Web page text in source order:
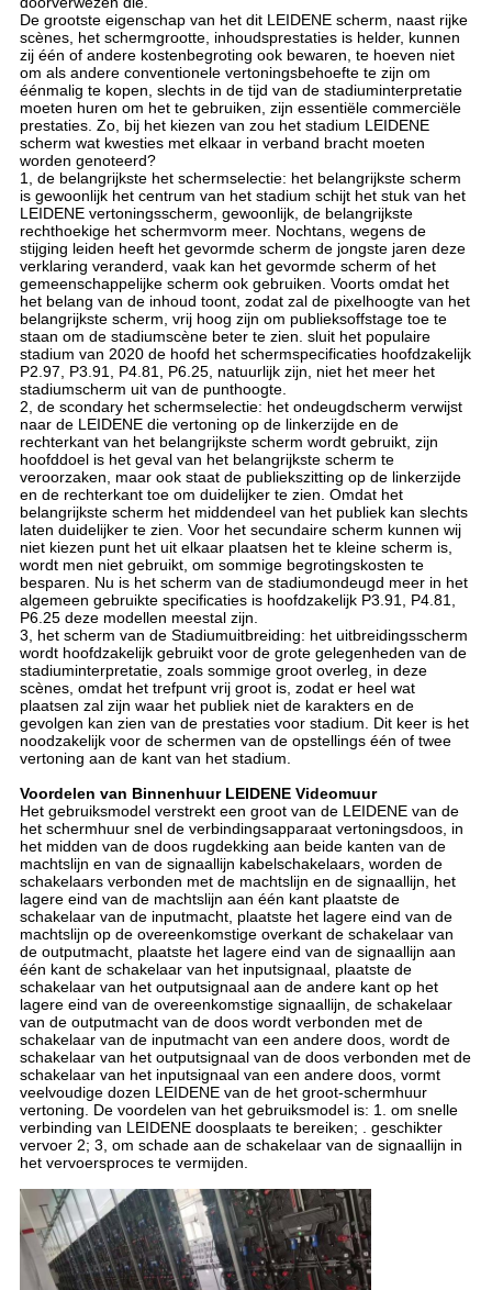
De grootste eigenschap van het dit LEIDENE scherm, naast rijke
scènes, het schermgrootte, inhoudsprestaties is helder, kunnen
zij één of andere kostenbegroting ook bewaren, te hoeven niet
om als andere conventionele vertoningsbehoefte te zijn om
éénmalig te kopen, slechts in de tijd van de stadiuminterpretatie
moeten huren om het te gebruiken, zijn essentiële commerciële
prestaties. Zo, bij het kiezen van zou het stadium LEIDENE
scherm wat kwesties met elkaar in verband bracht moeten
worden genoteerd?
1, de belangrijkste het schermselectie: het belangrijkste scherm
is gewoonlijk het centrum van het stadium schijt het stuk van het
LEIDENE vertoningsscherm, gewoonlijk, de belangrijkste
rechthoekige het schermvorm meer. Nochtans, wegens de
stijging leiden heeft het gevormde scherm de jongste jaren deze
verklaring veranderd, vaak kan het gevormde scherm of het
gemeenschappelijke scherm ook gebruiken. Voorts omdat het
het belang van de inhoud toont, zodat zal de pixelhoogte van het
belangrijkste scherm, vrij hoog zijn om publieksoffstage toe te
staan om de stadiumscène beter te zien. sluit het populaire
stadium van 2020 de hoofd het schermspecificaties hoofdzakelijk
P2.97, P3.91, P4.81, P6.25, natuurlijk zijn, niet het meer het
stadiumscherm uit van de punthoogte.
2, de scondary het schermselectie: het ondeugdscherm verwijst
naar de LEIDENE die vertoning op de linkerzijde en de
rechterkant van het belangrijkste scherm wordt gebruikt, zijn
hoofddoel is het geval van het belangrijkste scherm te
veroorzaken, maar ook staat de publiekszitting op de linkerzijde
en de rechterkant toe om duidelijker te zien. Omdat het
belangrijkste scherm het middendeel van het publiek kan slechts
laten duidelijker te zien. Voor het secundaire scherm kunnen wij
niet kiezen punt het uit elkaar plaatsen het te kleine scherm is,
wordt men niet gebruikt, om sommige begrotingskosten te
besparen. Nu is het scherm van de stadiumondeugd meer in het
algemeen gebruikte specificaties is hoofdzakelijk P3.91, P4.81,
P6.25 deze modellen meestal zijn.
3, het scherm van de Stadiumuitbreiding: het uitbreidingsscherm
wordt hoofdzakelijk gebruikt voor de grote gelegenheden van de
stadiuminterpretatie, zoals sommige groot overleg, in deze
scènes, omdat het trefpunt vrij groot is, zodat er heel wat
plaatsen zal zijn waar het publiek niet de karakters en de
gevolgen kan zien van de prestaties voor stadium. Dit keer is het
noodzakelijk voor de schermen van de opstellings één of twee
vertoning aan de kant van het stadium.
Voordelen van Binnenhuur LEIDENE Videomuur
Het gebruiksmodel verstrekt een groot van de LEIDENE van de
het schermhuur snel de verbindingsapparaat vertoningsdoos, in
het midden van de doos rugdekking aan beide kanten van de
machtslijn en van de signaallijn kabelschakelaars, worden de
schakelaars verbonden met de machtslijn en de signaallijn, het
lagere eind van de machtslijn aan één kant plaatste de
schakelaar van de inputmacht, plaatste het lagere eind van de
machtslijn op de overeenkomstige overkant de schakelaar van
de outputmacht, plaatste het lagere eind van de signaallijn aan
één kant de schakelaar van het inputsignaal, plaatste de
schakelaar van het outputsignaal aan de andere kant op het
lagere eind van de overeenkomstige signaallijn, de schakelaar
van de outputmacht van de doos wordt verbonden met de
schakelaar van de inputmacht van een andere doos, wordt de
schakelaar van het outputsignaal van de doos verbonden met de
schakelaar van het inputsignaal van een andere doos, vormt
veelvoudige dozen LEIDENE van de het groot-schermhuur
vertoning. De voordelen van het gebruiksmodel is: 1. om snelle
verbinding van LEIDENE doosplaats te bereiken; . geschikter
vervoer 2; 3, om schade aan de schakelaar van de signaallijn in
het vervoersproces te vermijden.